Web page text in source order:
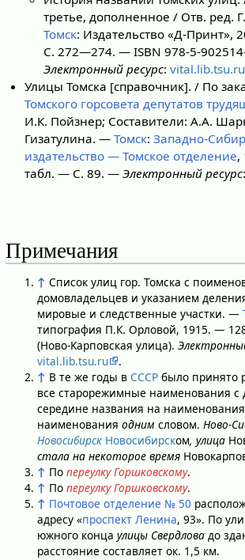
третье, дополненное / Отв. ред.
Томск: Издательство «Д-Принт»,
С. 272—274. — ISBN 978-5-
Электронный ресурс:vital.lib.tsu.ru
Улицы Томска [справочник]. / По
Томского горсовета депутатов
И.К. Пойзнер; Составители: А.А.
Гизатулина. —Томск:Западно-
издательство — Томское отделение,
табл. — С. 89. —Электронный ресурс
Примечания
↑ Список улиц гор. Томска с
домовладельцев и указанием
мировые и следственные участки. —
типография П.К. Орловой, 1915. —
(Ново-Карповская улица).
vital.lib.tsu.ru
.
↑ В те же годы в СССРбыло принято
все старорежимные наименования с
середине названия на
наименования одним словом. Ново-
Новосибирск Новосибирском, улица
стала на некоторое время
↑ По переулку Горшковскому.
↑ По переулку Горшковскому.
↑ Почтовое отделение № 50
адресу «проспект Ленина, 93». По
южного конца улицы Свердловадо
расстояние составляет ок. 1,5 км.